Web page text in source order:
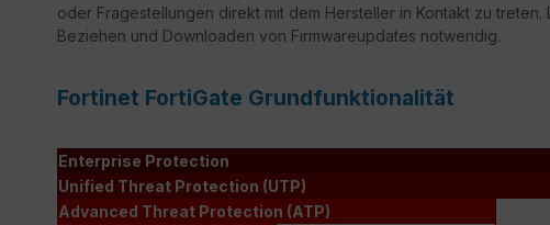
oder Fragestellungen direkt mit dem Hersteller in Kontakt zu
Beziehen und Downloaden von Firmwareupdates notwendig.
Fortinet FortiGate Grundfunktionalität
Enterprise Protection
Unified Threat Protection (UTP)
Advanced Threat Protection (ATP)